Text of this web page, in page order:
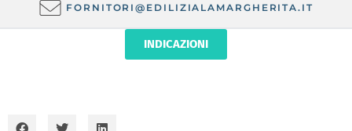
FORNITORI@EDILIZIALAMARGHERITA.IT
INDICAZIONI